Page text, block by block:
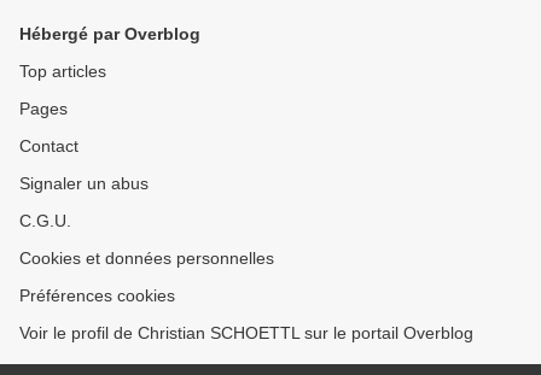
Hébergé par Overblog
Top articles
Pages
Contact
Signaler un abus
C.G.U.
Cookies et données personnelles
Préférences cookies
Voir le profil de Christian SCHOETTL sur le portail Overblog